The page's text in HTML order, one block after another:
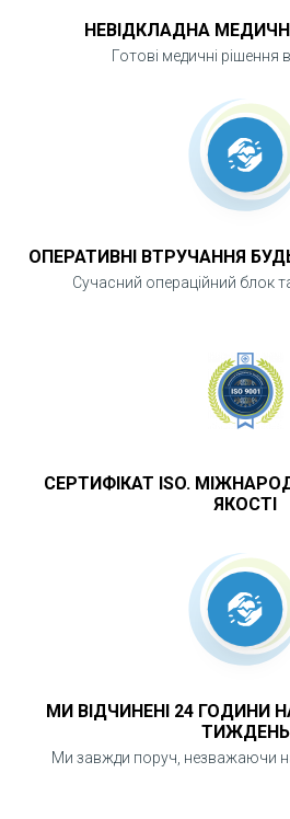
НЕВІДКЛАДНА
Готові медичні рішення
ОПЕРАТИВНІ ВТРУЧАННЯ
Сучасний операційний блок
СЕРТИФІКАТ ISO.
ЯКОСТІ
МИ ВІДЧИНЕНІ 24 ГОДИНИ
ТИЖДЕНЬ
Ми завжди поруч, незважаючи